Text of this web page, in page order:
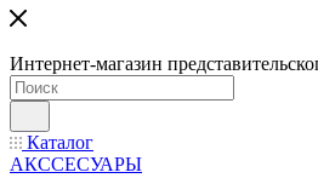
Интернет-магазин
Каталог
АКССЕСУАРЫ